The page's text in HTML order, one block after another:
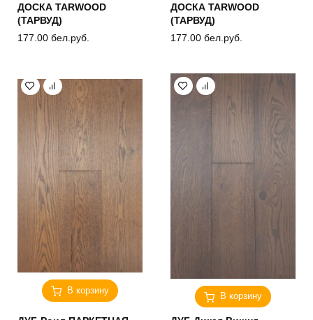
ДОСКА TARWOOD
(ТАРВУД)
177.00 бел.руб.
ДОСКА TARWOOD
(ТАРВУД)
177.00 бел.руб.
В корзину
В корзину